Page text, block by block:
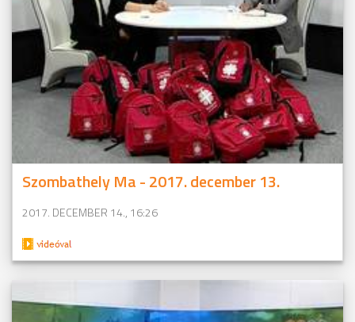
Szombathely Ma - 2017. december 13.
2017. DECEMBER 14., 16:26